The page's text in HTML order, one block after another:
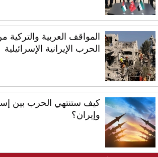
المواقف العربية والتركية
الحرب الإيرانية الإسرائيلية
كيف ستنتهي الحرب بين
وإيران؟